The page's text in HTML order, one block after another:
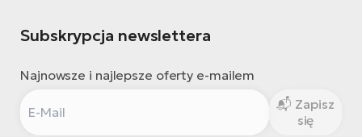
Subskrypcja newslettera
Najnowsze i najlepsze oferty e-mailem
się